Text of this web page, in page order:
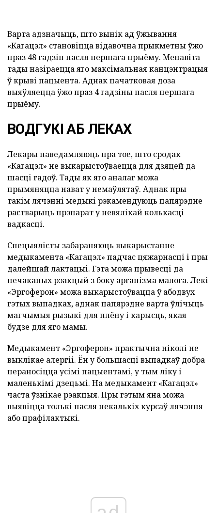
Варта адзначыць, што вынік ад ўжывання
«Кагацэл» становіцца відавочна прыкметны ўжо
праз 48 гадзін пасля першага прыёму. Менавіта
тады назіраецца яго максімальная канцэнтрацыя
ў крыві пацыента. Аднак пачатковая доза
выяўляецца ўжо праз 4 гадзіны пасля першага
прыёму.
ВОДГУКІ АБ ЛЕКАХ
Лекары паведамляюць пра тое, што сродак
«Кагацэл» не выкарыстоўваецца для дзяцей да
шасці гадоў. Тады як яго аналаг можа
прымяняцца нават у немаўлятаў. Аднак пры
такім лячэнні медыкі рэкамендуюць папярэдне
растварыць прэпарат у невялікай колькасці
вадкасці.
Спецыялісты забараняюць выкарыстанне
медыкамента «Кагацэл» падчас цяжарнасці і пры
далейшай лактацыі. Гэта можа прывесці да
нечаканых рэакцый з боку арганізма малога. Лекі
«Эргоферон» можа выкарыстоўвацца ў абодвух
гэтых выпадках, аднак папярэдне варта ўлічыць
магчымыя рызыкі для плёну і карысць, якая
будзе для яго мамы.
Медыкамент «Эргоферон» практычна ніколі не
выклікае алергіі. Ён у большасці выпадкаў добра
пераносіцца усімі пацыентамі, у тым ліку і
маленькімі дзецьмі. На медыкамент «Кагацэл»
часта ўзнікае рэакцыя. Пры гэтым яна можа
выявіцца толькі пасля некалькіх курсаў лячэння
або прафілактыкі.